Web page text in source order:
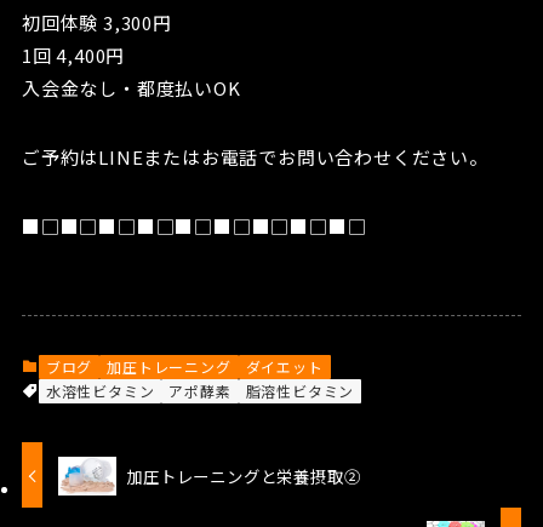
初回体験 3,300円
1回 4,400円
入会金なし・都度払いOK
ご予約はLINEまたはお電話でお問い合わせください。
■□■□■□■□■□■□■□■□■□
ブログ 加圧トレーニング
ダイエット
水溶性ビタミン
アポ酵素 脂溶性ビタミン
加圧トレーニングと栄養摂取②